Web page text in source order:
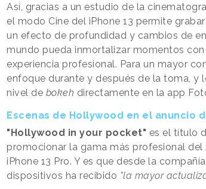
Así, gracias a un estudio de la
el modo Cine del iPhone 13 permite
un efecto de profundidad y cambios de
mundo pueda inmortalizar momentos
experiencia profesional. Para un mayor
enfoque durante y después de la toma, y
nivel de bokeh directamente en la app
Escenas de Hollywood en el anuncio
"Hollywood in your pocket" es el título
promocionar la gama más profesional
iPhone 13 Pro. Y es que desde la
dispositivos ha recibido "la mayor